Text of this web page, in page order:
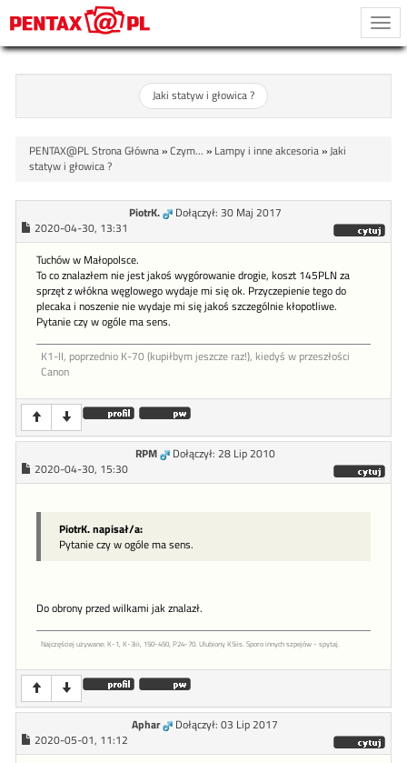
Jaki statyw i głowica ?
PENTAX@PL Strona Główna»Czym... » Lampy i inne akcesoria»Jaki
statyw i głowica ?
PiotrK.
Dołączył: 30 Maj 2017
2020-04-30, 13:31
Tuchów w Małopolsce.
To co znalazłem nie jest jakoś wygórowanie drogie, koszt 145PLN za
sprzęt z włókna węglowego wydaje mi się ok. Przyczepienie tego do
plecaka i noszenie nie wydaje mi się jakoś szczególnie kłopotliwe.
Pytanie czy w ogóle ma sens.
K1-II, poprzednio K-70 (kupiłbym jeszcze raz!), kiedyś w przeszłości
Canon
RPM
Dołączył: 28 Lip 2010
2020-04-30, 15:30
PiotrK. napisał/a:
Pytanie czy w ogóle ma sens.
Do obrony przed wilkami jak znalazł.
Najczęściej używane: K-1, K-3iii, 150-450, P24-70. Ulubiony K5iis. Sporo innych szpejów - spytaj.
Aphar
Dołączył: 03 Lip 2017
2020-05-01, 11:12